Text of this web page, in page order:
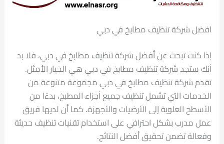
افضل شركة تنظيف مطابخ في دبي
إذا كنت تبحث عن أفضل شركة تنظيف مطابخ في دبي، فلا بد
أنك ستجد شركة تنظيف مطابخ في دبي هي الخيار الأمثل.
تقدم شركة تنظيف مطابخ في دبي مجموعة متنوعة من
الخدمات التي تشمل تنظيف جميع أجزاء المطبخ، بدءًا من
الأسطح العلوية إلى الأرضيات والأجهزة. كما أن لديها فريق
عمل مدرب بشكل احترافي على استخدام تقنيات تنظيف حديثة
وفعالة تضمن تحقيق أفضل النتائج.